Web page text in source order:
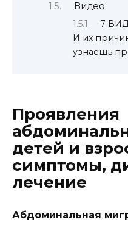
Видео:
7
И их
узнаешь
Проявления
детей и
симптомы,
лечение
Абдоминальная